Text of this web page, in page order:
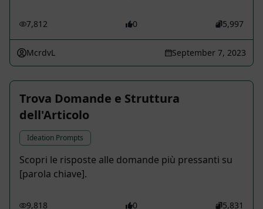
7,812 0 5,997
McrdvL September 7, 2023
Trova Domande e Struttura
dell'Articolo
Ideation Prompts
Scopri le risposte alle domande più pressanti su
[parola chiave].
9,818 0 5,831